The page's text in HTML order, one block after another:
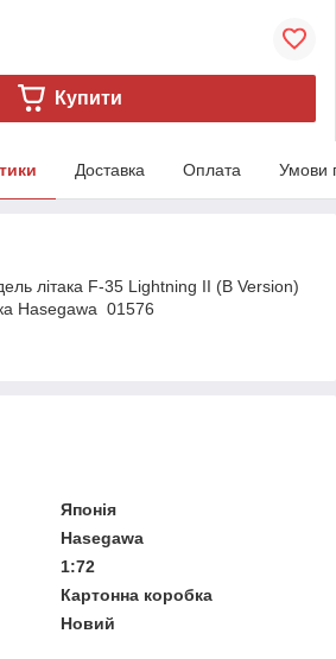
Купити
Доставка Оплата Умови
літака F-35 Lightning II (B Version)
Hasegawa 01576
Японія
Hasegawa
1:72
Картонна коробка
Новий